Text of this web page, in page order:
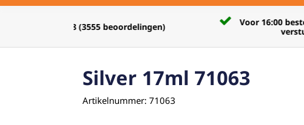
Voor 16:00 besteld zelfde werkdag
verstuurd
Silver 17ml 71063
Artikelnummer: 71063